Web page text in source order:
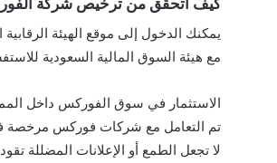
يمكنك الدخول إلى موقع الهيئة
مع هيئة السوق المالية السعودية
الاستثمار في سوق الفوركس داخل
تم التعامل مع شركات فوركس مرخصة في
لا تجعل الطمع أو الإعلانات المضللة